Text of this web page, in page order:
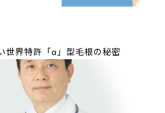
世界特許「α」型毛根の秘密